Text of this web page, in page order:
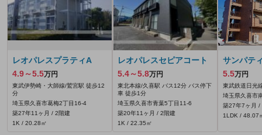
レオパレスプラティA
4.9～5.5万円
東武伊勢崎・大師線/鷲宮駅 徒歩12
分
埼玉県久喜市葛梅2丁目16-4
築27年11ヶ月 / 2階建
1K / 20.28㎡
レオパレスセピアコート
5.4～5.8万円
東北本線/久喜駅 バス12分 バス停下
車 徒歩1分
埼玉県久喜市青葉5丁目11-6
築20年11ヶ月 / 2階建
1K / 22.35㎡
サンパテ
5.5万円
東武鉄道日光
埼玉県久喜市
築27年7ヶ月 /
1LDK / 48.07